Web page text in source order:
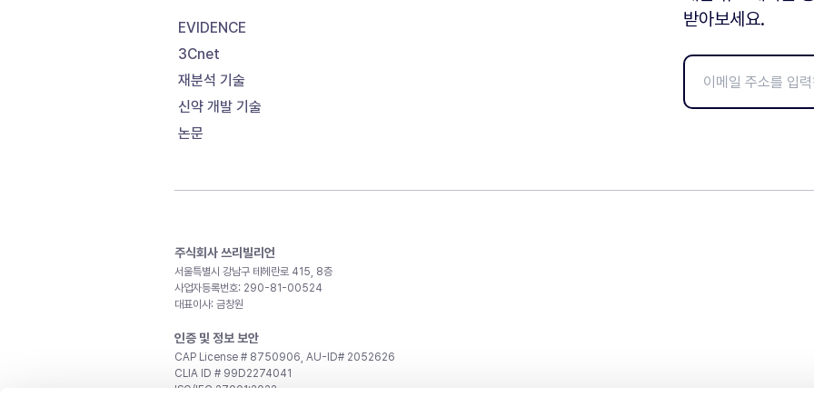
EVIDENCE
3Cnet
재분석 기술
신약 개발 기술
논문
받아보세요.
주식회사 쓰리빌리언
서울특별시 강남구 테헤란로 415, 8층
사업자등록번호: 290-81-00524
대표이사: 금창원
인증 및 정보 보안
CAP License # 8750906, AU-ID# 2052626
CLIA ID # 99D2274041
ISO/IEC 27001:2022